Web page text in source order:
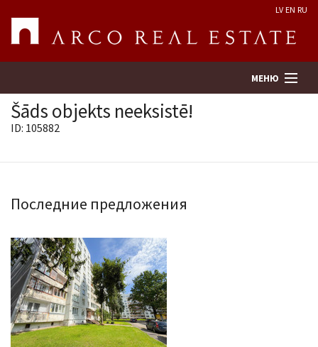
LV EN RU
МЕНЮ
Предприятие
Услуги
Kонтакты
Šāds objekts neeksistē!
ID: 105882
Последние предложения